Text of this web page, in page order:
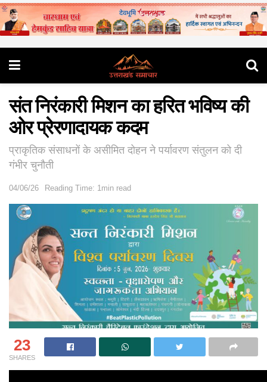
संत निरंकारी मिशन का हरित भविष्य की
ओर प्रेरणादायक कदम
प्राकृतिक संसाधनों के असीमित दोहन ने पर्यावरण संतुलन को दी
गंभीर चुनौती
04/06/26 Reading Time: 1min read
23
SHARES